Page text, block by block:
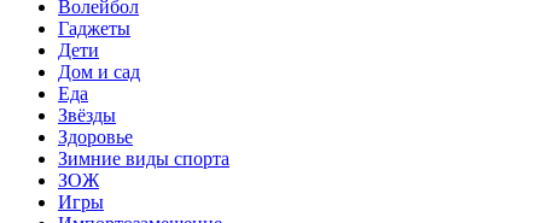
Волейбол
Гаджеты
Дети
Дом и сад
Еда
Звёзды
Здоровье
Зимние виды спорта
ЗОЖ
Игры